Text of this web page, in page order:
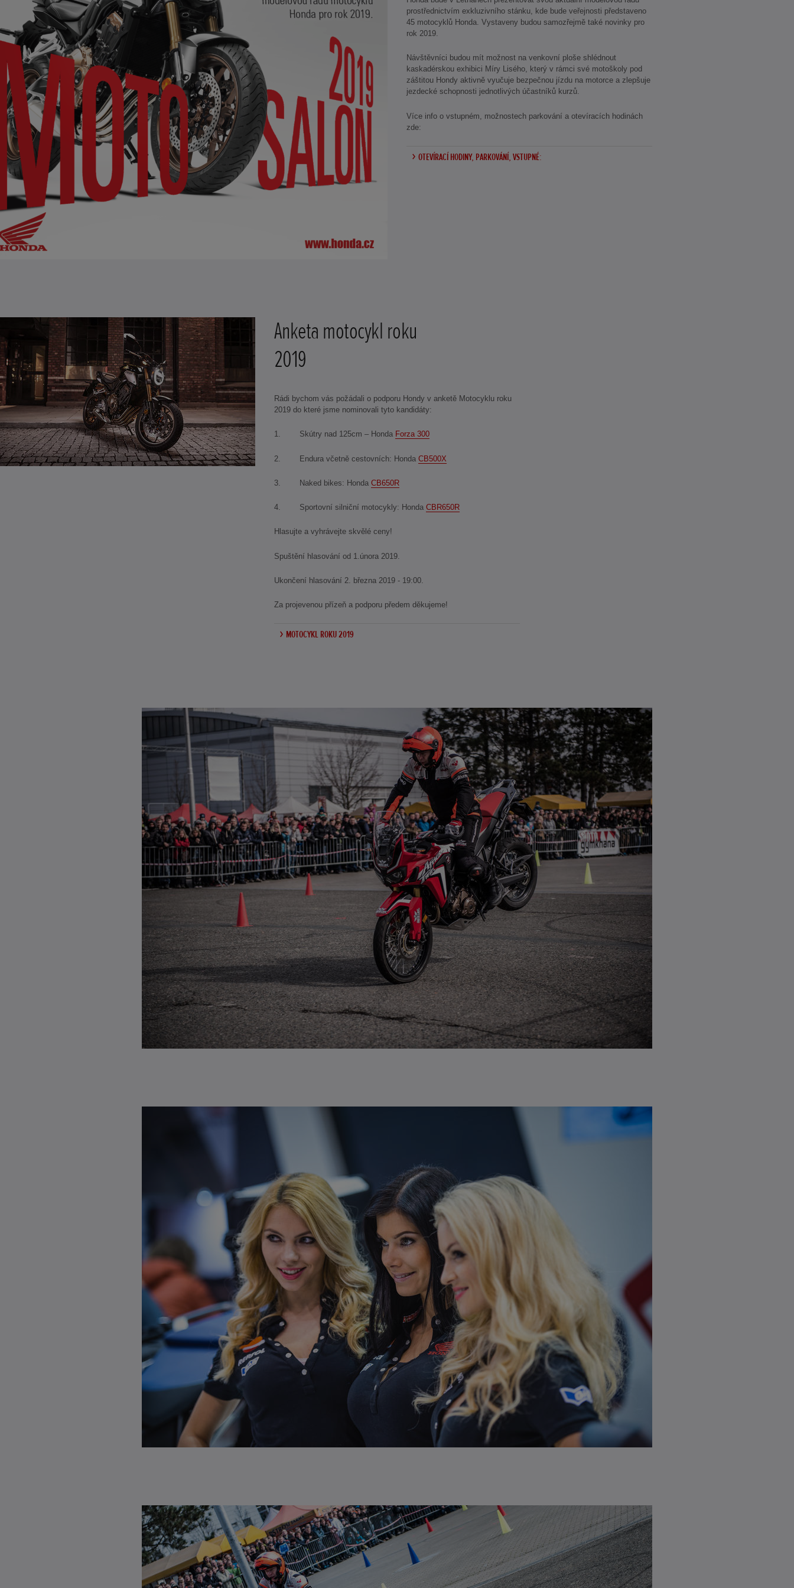
prostřednictvím exkluzivního stánku, kde bude veřejnosti představeno
45 motocyklů Honda. Vystaveny budou samozřejmě také novinky pro
rok 2019.
Návštěvníci budou mít možnost na venkovní ploše shlédnout
kaskadérskou exhibici Míry Lisého, který v rámci své motoškoly pod
záštitou Hondy aktivně vyučuje bezpečnou jízdu na motorce a zlepšuje
jezdecké schopnosti jednotlivých účastníků kurzů.
Více info o vstupném, možnostech parkování a otevíracích hodinách
zde:
OTEVÍRACÍ HODINY, PARKOVÁNÍ, VSTUPNÉ:
Anketa motocykl roku
2019
Rádi bychom vás požádali o podporu Hondy v anketě Motocyklu roku
2019 do které jsme nominovali tyto kandidáty:
1. Skútry nad 125cm – Honda Forza 300
2. Endura včetně cestovních: Honda CB500X
3. Naked bikes: Honda CB650R
4. Sportovní silniční motocykly: Honda CBR650R
Hlasujte a vyhrávejte skvělé ceny!
Spuštění hlasování od 1.února 2019.
Ukončení hlasování 2. března 2019 - 19:00.
Za projevenou přízeň a podporu předem děkujeme!
MOTOCYKL ROKU 2019